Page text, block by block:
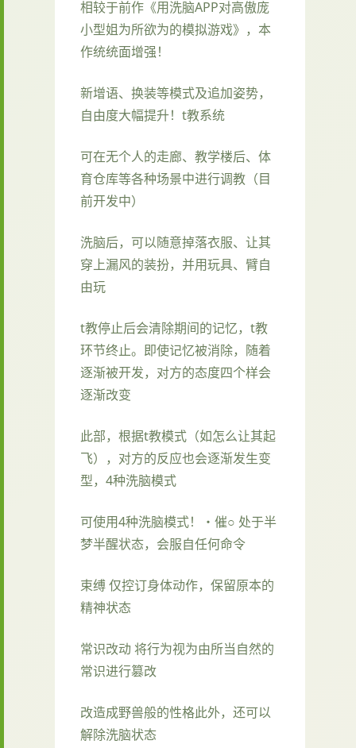
相较于前作《用洗脑APP对高傲庞
小型姐为所欲为的模拟游戏》，本
作统统面增强！
新增语、换装等模式及追加姿势，
自由度大幅提升！t教系统
可在无个人的走廊、教学楼后、体
育仓库等各种场景中进行调教（目
前开发中）
洗脑后，可以随意掉落衣服、让其
穿上漏风的装扮，并用玩具、臂自
由玩
t教停止后会清除期间的记忆，t教
环节终止。即使记忆被消除，随着
逐渐被开发，对方的态度四个样会
逐渐改变
此部，根据t教模式（如怎么让其起
飞），对方的反应也会逐渐发生变
型，4种洗脑模式
可使用4种洗脑模式！・催○ 处于半
梦半醒状态，会服自任何命令
束缚 仅控订身体动作，保留原本的
精神状态
常识改动 将行为视为由所当自然的
常识进行篡改
改造成野兽般的性格此外，还可以
解除洗脑状态